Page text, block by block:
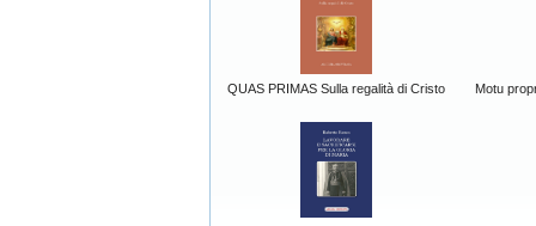
QUAS PRIMAS Sulla regalità di Cristo Motu